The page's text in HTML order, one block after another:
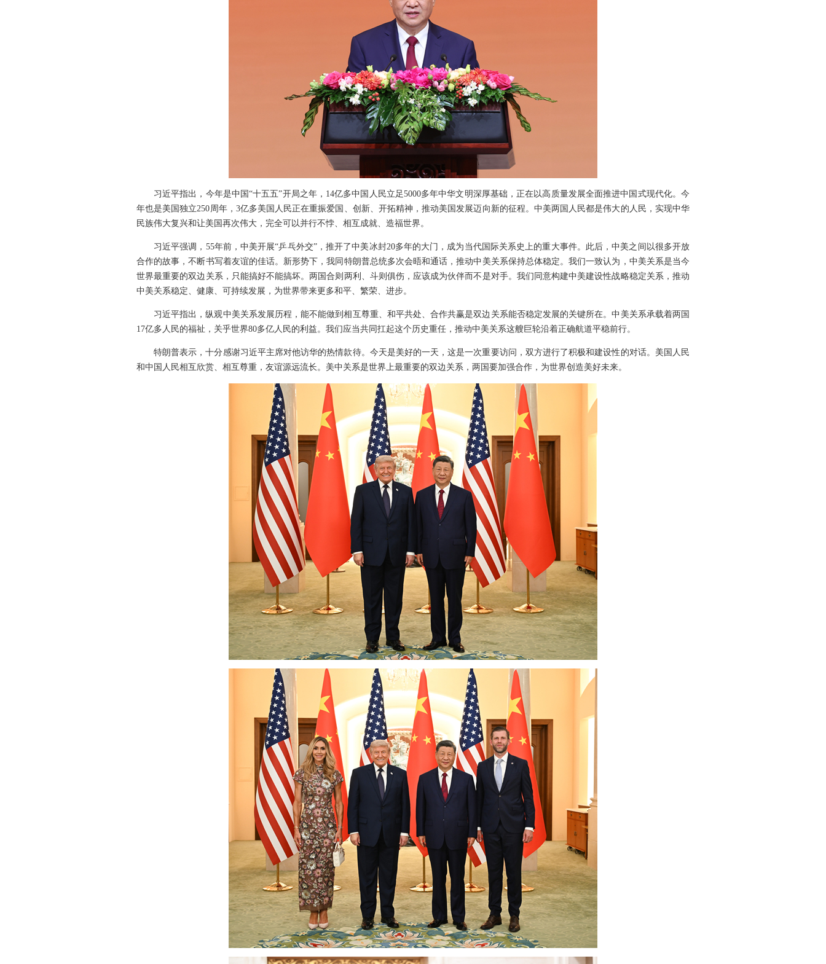
习近平指出，今年是中国“十五五”开局之年，14亿多中国人民立足5000多年中华文明深厚基础，正在以高质量发展全面推进中国式现代化。今
年也是美国独立250周年，3亿多美国人民正在重振爱国、创新、开拓精神，推动美国发展迈向新的征程。中美两国人民都是伟大的人民，实现中华
民族伟大复兴和让美国再次伟大，完全可以并行不悖、相互成就、造福世界。
习近平强调，55年前，中美开展“乒乓外交”，推开了中美冰封20多年的大门，成为当代国际关系史上的重大事件。此后，中美之间以很多开放
合作的故事，不断书写着友谊的佳话。新形势下，我同特朗普总统多次会晤和通话，推动中美关系保持总体稳定。我们一致认为，中美关系是当今
世界最重要的双边关系，只能搞好不能搞坏。两国合则两利、斗则俱伤，应该成为伙伴而不是对手。我们同意构建中美建设性战略稳定关系，推动
中美关系稳定、健康、可持续发展，为世界带来更多和平、繁荣、进步。
习近平指出，纵观中美关系发展历程，能不能做到相互尊重、和平共处、合作共赢是双边关系能否稳定发展的关键所在。中美关系承载着两国
17亿多人民的福祉，关乎世界80多亿人民的利益。我们应当共同扛起这个历史重任，推动中美关系这艘巨轮沿着正确航道平稳前行。
特朗普表示，十分感谢习近平主席对他访华的热情款待。今天是美好的一天，这是一次重要访问，双方进行了积极和建设性的对话。美国人民
和中国人民相互欣赏、相互尊重，友谊源远流长。美中关系是世界上最重要的双边关系，两国要加强合作，为世界创造美好未来。